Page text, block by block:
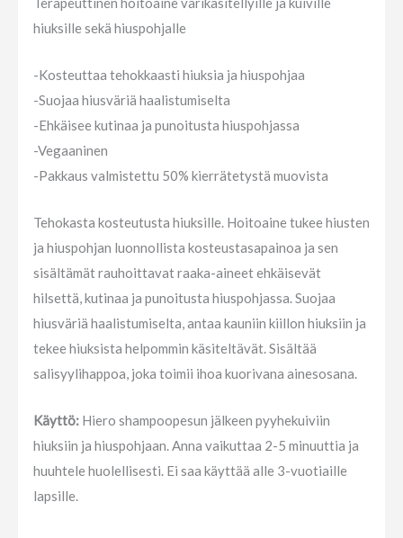
hiuksille sekä hiuspohjalle
-Kosteuttaa tehokkaasti hiuksia ja hiuspohjaa
-Suojaa hiusväriä haalistumiselta
-Ehkäisee kutinaa ja punoitusta hiuspohjassa
-Vegaaninen
-Pakkaus valmistettu 50% kierrätetystä muovista
Tehokasta kosteutusta hiuksille. Hoitoaine tukee hiusten
ja hiuspohjan luonnollista kosteustasapainoa ja sen
sisältämät rauhoittavat raaka-aineet ehkäisevät
hilsettä, kutinaa ja punoitusta hiuspohjassa. Suojaa
hiusväriä haalistumiselta, antaa kauniin kiillon hiuksiin ja
tekee hiuksista helpommin käsiteltävät. Sisältää
salisyylihappoa, joka toimii ihoa kuorivana ainesosana.
Käyttö: Hiero shampoopesun jälkeen pyyhekuiviin
hiuksiin ja hiuspohjaan. Anna vaikuttaa 2-5 minuuttia ja
huuhtele huolellisesti. Ei saa käyttää alle 3-vuotiaille
lapsille.